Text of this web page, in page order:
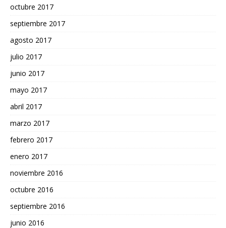
octubre 2017
septiembre 2017
agosto 2017
julio 2017
junio 2017
mayo 2017
abril 2017
marzo 2017
febrero 2017
enero 2017
noviembre 2016
octubre 2016
septiembre 2016
junio 2016